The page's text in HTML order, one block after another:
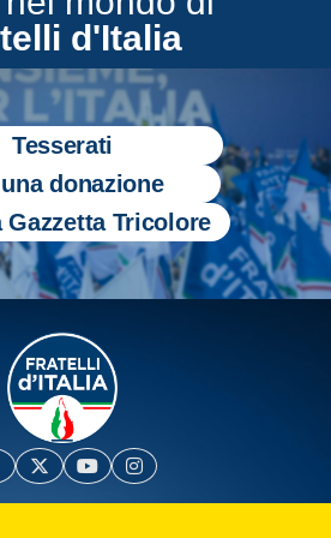
d'Italia
Tesserati
donazione
Gazzetta Tricolore